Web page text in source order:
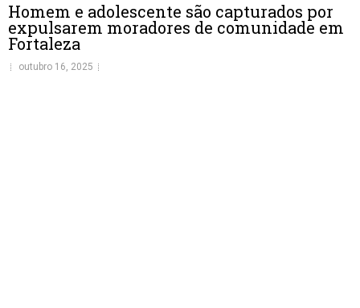
Homem e adolescente são capturados por
expulsarem moradores de comunidade em
Fortaleza
outubro 16, 2025